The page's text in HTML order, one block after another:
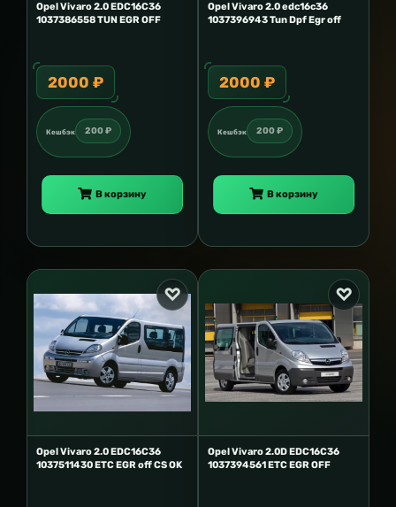
Opel Vivaro 2.0 EDC16C36
1037386558 TUN EGR OFF
2000 ₽
Кешбэк 200 ₽
В корзину
Opel Vivaro 2.0 edc16c36
1037396943 Tun Dpf Egr off
2000 ₽
Кешбэк 200 ₽
В корзину
Opel Vivaro 2.0 EDC16C36
1037511430 ETC EGR off CS OK
Opel Vivaro 2.0D EDC16C36
1037394561 ETC EGR OFF